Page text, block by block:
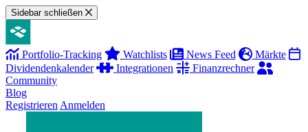
Sidebar schließen
Portfolio-Tracking Watchlists News Feed
Märkte
Dividendenkalender
Integrationen
Finanzrechner
Community
Blog
Registrieren Anmelden